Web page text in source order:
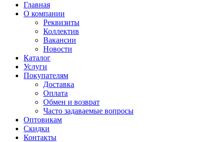
Главная
О компании
Реквизиты
Коллектив
Вакансии
Новости
Каталог
Услуги
Покупателям
Доставка
Оплата
Обмен и возврат
Часто задаваемые вопросы
Оптовикам
Скидки
Контакты